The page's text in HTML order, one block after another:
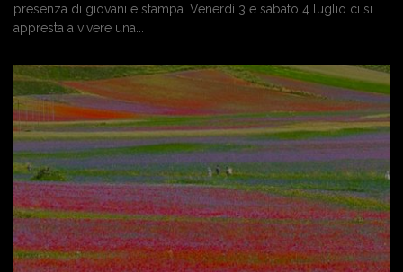
presenza di giovani e stampa. Venerdì 3 e sabato 4 luglio ci si
appresta a vivere una...